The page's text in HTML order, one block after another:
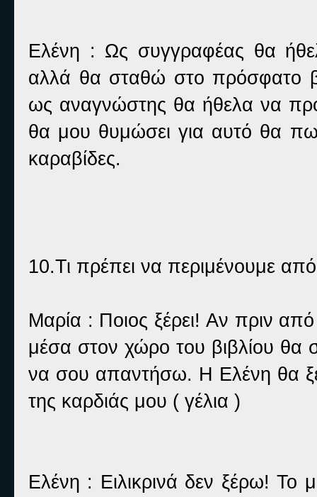
Ελένη : Ως συγγραφέας θα
αλλά θα σταθώ στο πρόσφατο
ως αναγνώστης θα ήθελα να
θα μου θυμώσει για αυτό θα
καραβίδες.
10.Τι πρέπει να περιμένουμε
Μαρία : Ποιος ξέρει! Αν πριν
μέσα στον χώρο του βιβλίου θα
να σου απαντήσω. Η Ελένη θα
της καρδιάς μου ( γέλια )
Ελένη : Ειλικρινά δεν ξέρω! Το